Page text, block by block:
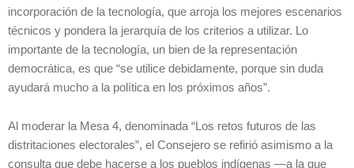
incorporación de la tecnología, que arroja los mejores escenarios
técnicos y pondera la jerarquía de los criterios a utilizar. Lo
importante de la tecnología, un bien de la representación
democrática, es que “se utilice debidamente, porque sin duda
ayudará mucho a la política en los próximos años”.
Al moderar la Mesa 4, denominada “Los retos futuros de las
distritaciones electorales”, el Consejero se refirió asimismo a la
consulta que debe hacerse a los pueblos indígenas —a la que